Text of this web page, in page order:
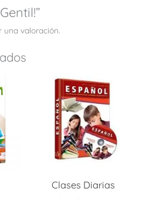
una valoración.
Clases Diarias